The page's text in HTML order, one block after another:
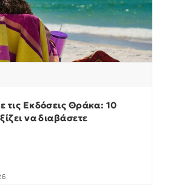
τις Εκδόσεις Θράκα: 10
να διαβάσετε